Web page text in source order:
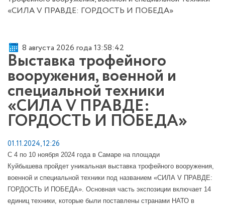
«СИЛА V ПРАВДЕ: ГОРДОСТЬ И ПОБЕДА»
8 августа 2026 года 13:58:42
Выставка трофейного
вооружения, военной и
специальной техники
«СИЛА V ПРАВДЕ:
ГОРДОСТЬ И ПОБЕДА»
01.11.2024, 12:26
С 4 по 10 ноября 2024 года в Самаре на площади
Куйбышева пройдет уникальная выставка трофейного вооружения,
военной и специальной техники под названием «СИЛА V ПРАВДЕ:
ГОРДОСТЬ И ПОБЕДА». Основная часть экспозиции включает 14
единиц техники, которые были поставлены странами НАТО в